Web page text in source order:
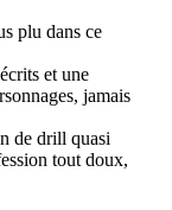
plu dans ce
et une
jamais
de drill quasi
tout doux,